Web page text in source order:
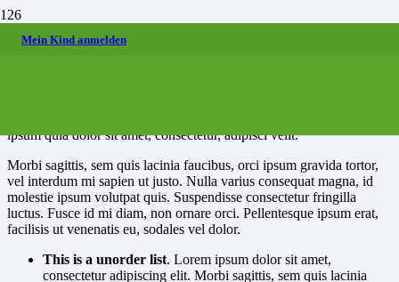
Mein Kind anmelden
Project Details
ipsum quia dolor sit amet, consectetur, adipisci velit.
Morbi sagittis, sem quis lacinia faucibus, orci ipsum gravida tortor,
vel interdum mi sapien ut justo. Nulla varius consequat magna, id
molestie ipsum volutpat quis. Suspendisse consectetur fringilla
luctus. Fusce id mi diam, non ornare orci. Pellentesque ipsum erat,
facilisis ut venenatis eu, sodales vel dolor.
This is a unorder list. Lorem ipsum dolor sit amet,
consectetur adipiscing elit. Morbi sagittis, sem quis lacinia